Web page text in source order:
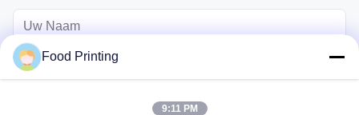
Food Printing
9:11 PM